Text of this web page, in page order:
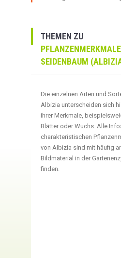
THEMEN ZU
SEIDENBAUM
Die einzelnen Arten und
Albizia unterscheiden sich
ihrer Merkmale,
Blätter oder Wuchs. Alle
charakteristischen
von Albizia sind mit häufig
Bildmaterial in der
finden.